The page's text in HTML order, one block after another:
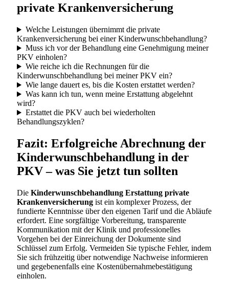
private Krankenversicherung
Welche Leistungen übernimmt die private
Krankenversicherung bei einer Kinderwunschbehandlung?
Muss ich vor der Behandlung eine Genehmigung meiner
PKV einholen?
Wie reiche ich die Rechnungen für die
Kinderwunschbehandlung bei meiner PKV ein?
Wie lange dauert es, bis die Kosten erstattet werden?
Was kann ich tun, wenn meine Erstattung abgelehnt
wird?
Erstattet die PKV auch bei wiederholten
Behandlungszyklen?
Fazit: Erfolgreiche Abrechnung der
Kinderwunschbehandlung in der
PKV – was Sie jetzt tun sollten
Die Kinderwunschbehandlung Erstattung private
Krankenversicherung ist ein komplexer Prozess, der
fundierte Kenntnisse über den eigenen Tarif und die Abläufe
erfordert. Eine sorgfältige Vorbereitung, transparente
Kommunikation mit der Klinik und professionelles
Vorgehen bei der Einreichung der Dokumente sind
Schlüssel zum Erfolg. Vermeiden Sie typische Fehler, indem
Sie sich frühzeitig über notwendige Nachweise informieren
und gegebenenfalls eine Kostenübernahmebestätigung
einholen.